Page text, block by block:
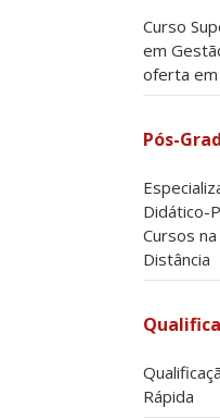
Curso
em
oferta
Pós-
Didático-
Cursos
Distância
Rápida